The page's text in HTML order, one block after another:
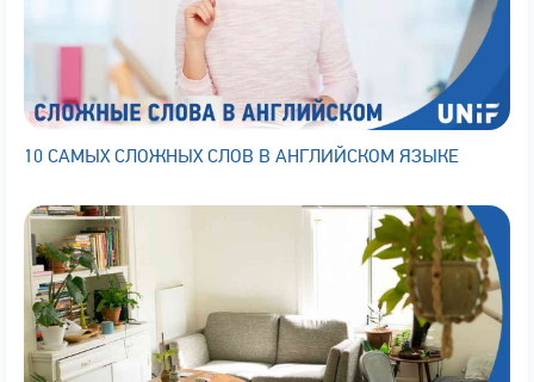
10 САМЫХ СЛОЖНЫХ СЛОВ В АНГЛИЙСКОМ ЯЗЫКЕ